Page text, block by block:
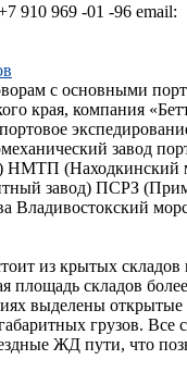
910 969 -01 -96 email:
с основными
края, компания
завод
НМТП (Находкинский
завод) ПСРЗ
из крытых
площадь складов
выделены
грузов. Все
ЖД пути, что